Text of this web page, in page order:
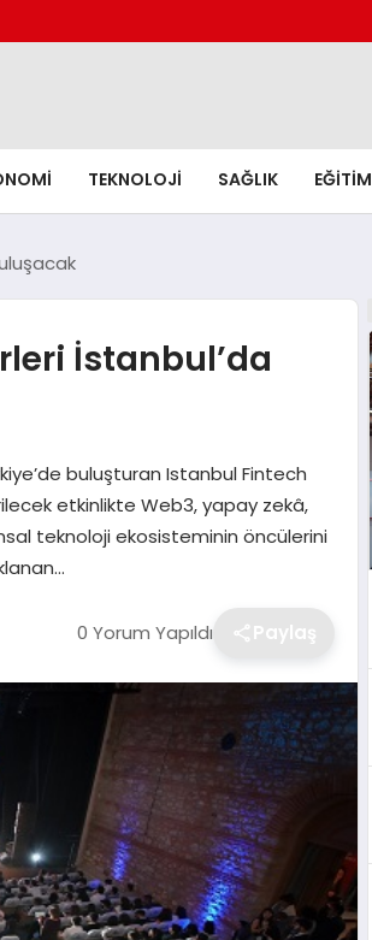
TEKNOLOJI SAĞLIK EĞITIM
İstanbul’da
buluşturan Istanbul Fintech
etkinlikte Web3, yapay zekâ,
teknoloji ekosisteminin öncülerini
0 Yorum Yapıldı Paylaş